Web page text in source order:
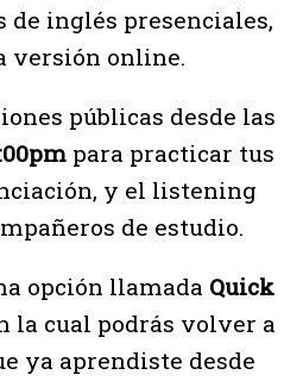
de inglés presenciales,
versión online.
públicas desde las
para practicar tus
y el listening
de estudio.
opción llamada Quick
la cual podrás volver a
ya aprendiste desde